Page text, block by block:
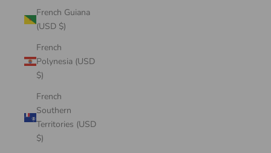
French Guiana
(USD $)
French
Polynesia (USD
$)
French
Southern
Territories (USD
$)